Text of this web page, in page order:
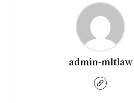
admin-mltlaw